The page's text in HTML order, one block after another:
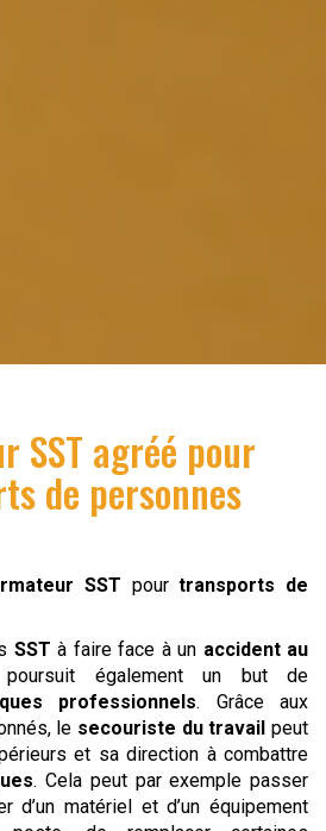
SST agréé pour
de personnes
SST pourtransports de
SST à faire face à un accident au
poursuit également un but de
professionnels. Grâce aux
le secouriste du travail peut
et sa direction à combattre
. Cela peut par exemple passer
matériel et d’un équipement